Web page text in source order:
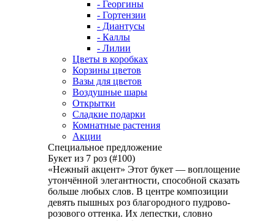
- Георгины
- Гортензии
- Диантусы
- Каллы
- Лилии
Цветы в коробках
Корзины цветов
Вазы для цветов
Воздушные шары
Открытки
Сладкие подарки
Комнатные растения
Акции
Специальное предложение
Букет из 7 роз (#100)
«Нежный акцент» Этот букет — воплощение
утончённой элегантности, способной сказать
больше любых слов. В центре композиции
девять пышных роз благородного пудрово-
розового оттенка. Их лепестки, словно